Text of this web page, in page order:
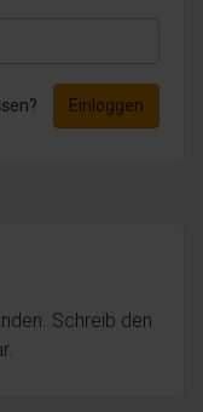
Einloggen
Schreib den